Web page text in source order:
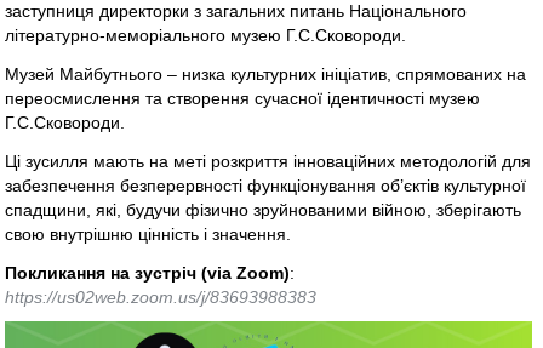
заступниця директорки з загальних питань Національного
літературно-меморіального музею Г.С.Сковороди.
Музей Майбутнього – низка культурних ініціатив, спрямованих на
переосмислення та створення сучасної ідентичності музею
Г.С.Сковороди.
Ці зусилля мають на меті розкриття інноваційних методологій для
забезпечення безперервності функціонування об’єктів культурної
спадщини, які, будучи фізично зруйнованими війною, зберігають
свою внутрішню цінність і значення.
Покликання на зустріч (via Zoom):
https://us02web.zoom.us/j/83693988383